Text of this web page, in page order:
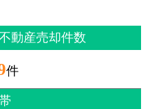
動産売却件数
件